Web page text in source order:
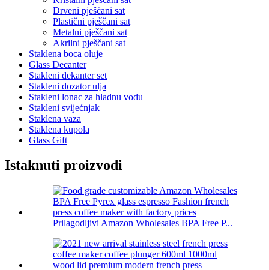
Drveni pješčani sat
Plastični pješčani sat
Metalni pješčani sat
Akrilni pješčani sat
Staklena boca oluje
Glass Decanter
Stakleni dekanter set
Stakleni dozator ulja
Stakleni lonac za hladnu vodu
Stakleni svijećnjak
Staklena vaza
Staklena kupola
Glass Gift
Istaknuti proizvodi
Prilagodljivi Amazon Wholesales BPA Free P...